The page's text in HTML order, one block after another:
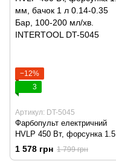
−12%
3
Артикул: DT-5045
Фарбопульт електричний
HVLP 450 Вт, форсунка 1.5
мм, бачок 1 л 0.14-0.35 Бар,
100-200 мл/хв. INTERTOOL
1 578 грн 1 799 грн